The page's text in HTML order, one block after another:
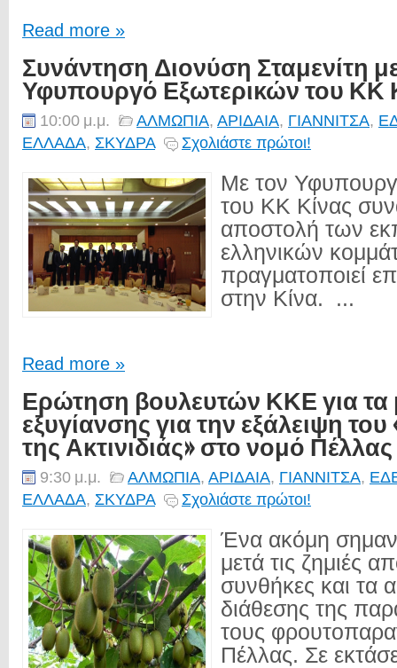
Read more »
Συνάντηση Διονύση Σταμενίτη
Υφυπουργό Εξωτερικών του ΚΚ
10:00 μ.μ. ΑΛΜΩΠΙΑ, ΑΡΙΔΑΙΑ, ΓΙΑΝΝΙΤΣΑ,
ΕΛΛΑΔΑ, ΣΚΥΔΡΑ Σχολιάστε πρώτοι!
Με τον
του ΚΚ Κίνας
αποστολή των
ελληνικών
πραγματοποιεί
στην Κίνα. ...
Read more »
Ερώτηση βουλευτών ΚΚΕ για τα
εξυγίανσης για την εξάλειψη
της Ακτινιδιάς» στο νομό Πέλλας
9:30 μ.μ. ΑΛΜΩΠΙΑ, ΑΡΙΔΑΙΑ, ΓΙΑΝΝΙΤΣΑ,
ΕΛΛΑΔΑ, ΣΚΥΔΡΑ Σχολιάστε πρώτοι!
Ένα ακόμη
μετά τις ζημιές
συνθήκες και τα
διάθεσης της
τους
Πέλλας. Σε